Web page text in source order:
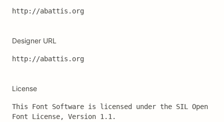
http://abattis.org
Designer URL
http://abattis.org
License
This Font Software is licensed under the SIL Open
Font License, Version 1.1.